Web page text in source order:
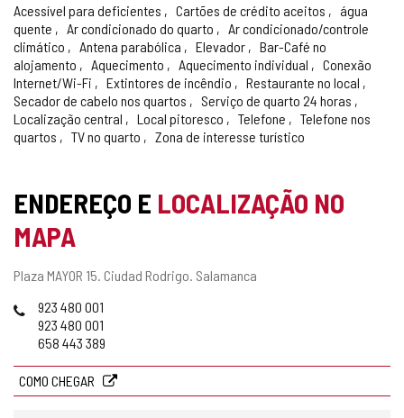
Acessível para deficientes Cartões de crédito aceitos
água
quente
Ar condicionado do quarto
Ar condicionado/controle
climático
Antena parabólica Elevador
Bar-Café no
alojamento
Aquecimento Aquecimento individual
Conexão
Internet/Wi-Fi
Extintores de incêndio
Restaurante no local
Secador de cabelo nos quartos
Serviço de quarto 24 horas
Localização central
Local pitoresco Telefone
Telefone nos
quartos
TV no quarto Zona de interesse turístico
ENDEREÇO E LOCALIZAÇÃO NO
MAPA
Endereço
Plaza MAYOR 15. Ciudad Rodrigo. Salamanca
Telefones
923 480 001
923 480 001
658 443 389
COMO CHEGAR